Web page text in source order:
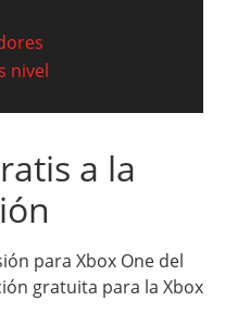
nivel
a la
para Xbox One del
gratuita para la Xbox